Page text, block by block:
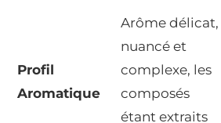
Profil
Aromatique
Arôme délicat,
nuancé et
complexe, les
composés
étant extraits